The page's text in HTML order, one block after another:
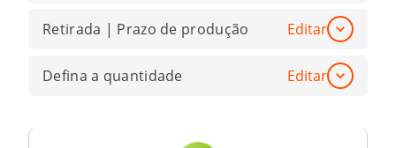
Retirada | Prazo de produção Editar
Defina a quantidade Editar